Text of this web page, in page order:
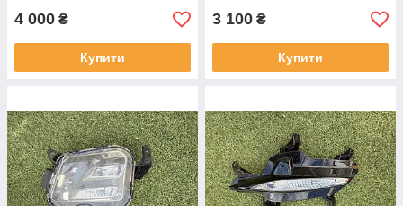
4 000 ₴
Купити
3 100 ₴
Купити